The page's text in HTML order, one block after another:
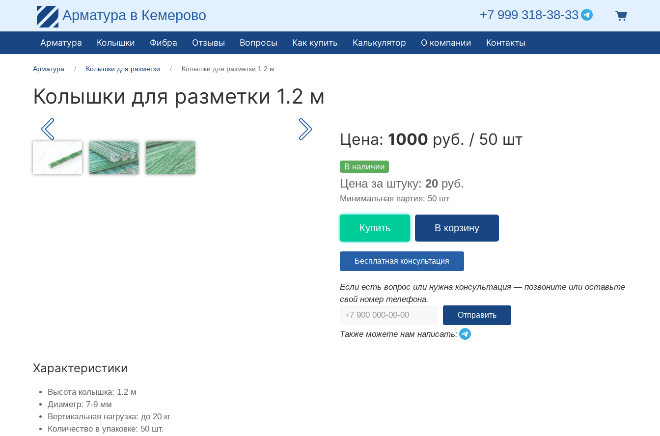
Арматура в Кемерово +7 999 318-38-33
Арматура Колышки Фибра Отзывы Вопросы Как купить Калькулятор О компании Контакты
Арматура Колышки для разметки Колышки для разметки 1.2 м
Колышки для разметки 1.2 м
Цена: 1000 руб. / 50 шт
В наличии
Цена за штуку: 20 руб.
Минимальная партия: 50 шт
Купить В корзину
Бесплатная консультация
Если есть вопрос или нужна консультация — позвоните или оставьте
свой номер телефона.
Отправить
Также можете нам написать:
Характеристики
Высота колышка: 1.2 м
Диаметр: 7-9 мм
Вертикальная нагрузка: до 20 кг
Количество в упаковке: 50 шт.